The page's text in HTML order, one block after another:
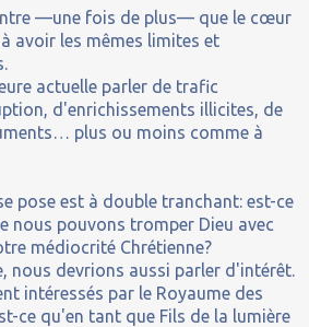
—une fois de plus— que le cœur
avoir les mêmes limites et
actuelle parler de trafic
d'enrichissements illicites, de
plus ou moins comme à
pose est à double tranchant: est-ce
nous pouvons tromper Dieu avec
médiocrité Chrétienne?
nous devrions aussi parler d'intérêt.
intéressés par le Royaume des
ce qu'en tant que Fils de la lumière